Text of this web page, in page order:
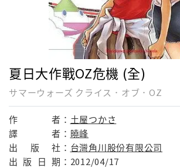
夏日大作戰OZ危機 (全)
サマーウォーズ クライス．オブ．OZ
作 者： 土屋つかさ
譯
者： 曉峰
出
版 社： 台灣角川股份有限公司
出 版 日 期： 2012/04/17